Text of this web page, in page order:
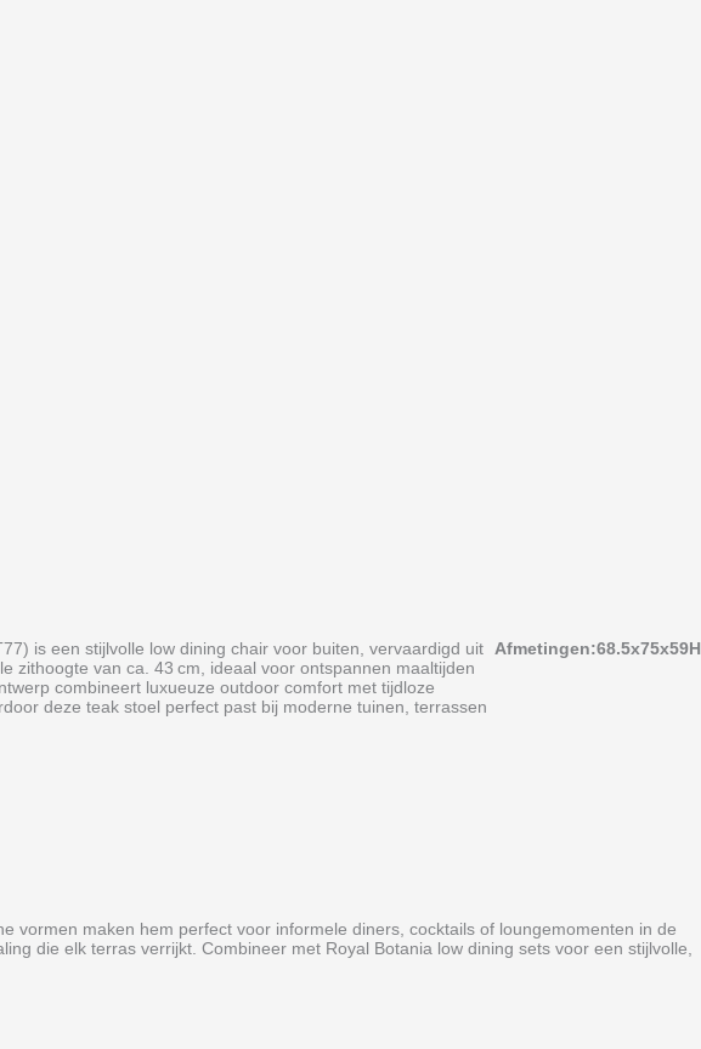
is een stijlvolle low dining chair voor buiten, vervaardigd uit
zithoogte van ca. 43 cm, ideaal voor ontspannen maaltijden
combineert luxueuze outdoor comfort met tijdloze
deze teak stoel perfect past bij moderne tuinen, terrassen
Afmetingen:68.5x75x59H
vormen maken hem perfect voor informele diners, cocktails of loungemomenten in de
die elk terras verrijkt. Combineer met Royal Botania low dining sets voor een stijlvolle,